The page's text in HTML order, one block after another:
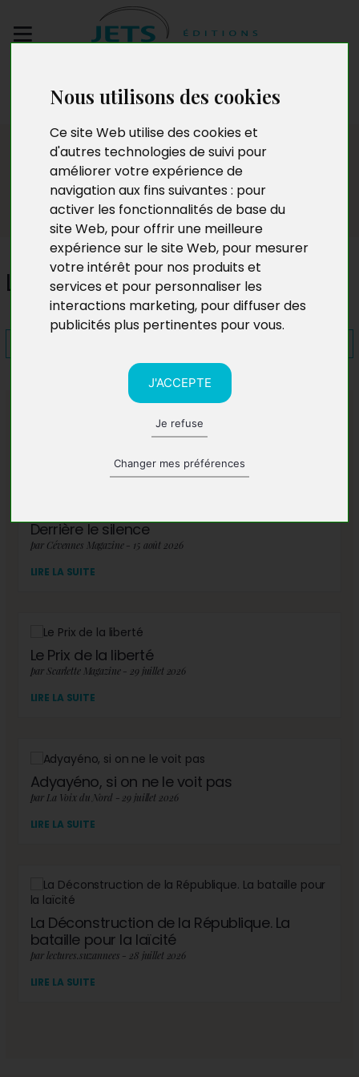
Nous utilisons des cookies
Ce site Web utilise des cookies et
d'autres technologies de suivi pour
améliorer votre expérience de
navigation aux fins suivantes : pour
activer les fonctionnalités de base du
site Web, pour offrir une meilleure
expérience sur le site Web, pour mesurer
votre intérêt pour nos produits et
services et pour personnaliser les
interactions marketing, pour diffuser des
publicités plus pertinentes pour vous.
J'ACCEPTE
Je refuse
Changer mes préférences
manuscrit
Presse
Le Cri joyeux du violoncelle
A lire également
Derrière le silence
par Cévennes Magazine - 15 août 2026
LIRE LA SUITE
Le Prix de la liberté
par Scarlette Magazine - 29 juillet 2026
LIRE LA SUITE
Adyayéno, si on ne le voit pas
par La Voix du Nord - 29 juillet 2026
LIRE LA SUITE
La Déconstruction de la République. La
bataille pour la laïcité
par lectures.suzannees - 28 juillet 2026
LIRE LA SUITE